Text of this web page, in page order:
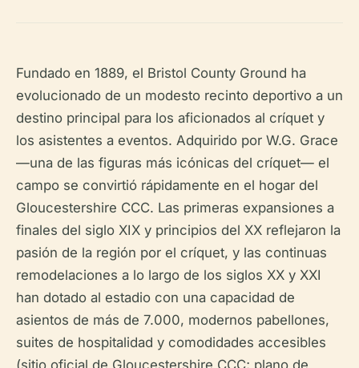
Fundado en 1889, el Bristol County Ground ha
evolucionado de un modesto recinto deportivo a un
destino principal para los aficionados al críquet y
los asistentes a eventos. Adquirido por W.G. Grace
—una de las figuras más icónicas del críquet— el
campo se convirtió rápidamente en el hogar del
Gloucestershire CCC. Las primeras expansiones a
finales del siglo XIX y principios del XX reflejaron la
pasión de la región por el críquet, y las continuas
remodelaciones a lo largo de los siglos XX y XXI
han dotado al estadio con una capacidad de
asientos de más de 7.000, modernos pabellones,
suites de hospitalidad y comodidades accesibles
(sitio oficial de Gloucestershire CCC; plano de